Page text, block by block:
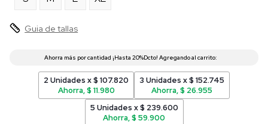
Guia de tallas
2 Unidades x $ 107.820
Ahorra, $ 11.980
3 Unidades x $ 152.745
Ahorra, $ 26.955
5 Unidades x $ 239.600
Ahorra, $ 59.900